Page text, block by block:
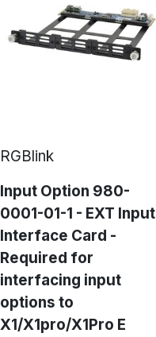
RGBlink
Input Option 980-
0001-01-1 - EXT Input
Interface Card -
Required for
interfacing input
options to
X1/X1pro/X1Pro E